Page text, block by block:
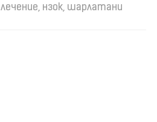
лечение, нзок, шарлатани